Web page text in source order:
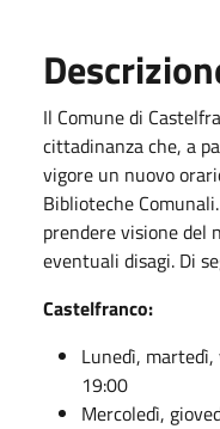
Il Comune di
cittadinanza che, a
vigore un nuovo
Biblioteche
prendere visione del
eventuali disagi. Di
Castelfranco:
Lunedì,
19:00
Mercoledì,